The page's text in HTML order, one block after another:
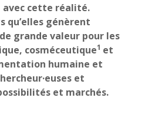
avec cette réalité.
qu’elles génèrent
grande valeur pour les
cosméceutique1 et
humaine et
et
et marchés.